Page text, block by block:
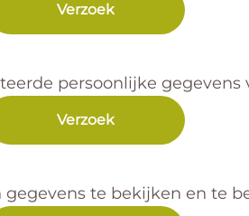
Verzoek
persoonlijke
Verzoek
te bekijken en te